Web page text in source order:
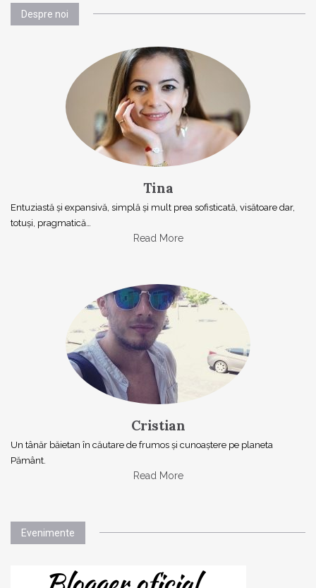
Despre noi
Tina
Entuziastă şi expansivă, simplă şi mult prea sofisticată, visătoare dar,
totuşi, pragmatică…
Read More
Cristian
Un tânăr băietan în căutare de frumos și cunoaștere pe planeta
Pământ.
Read More
Evenimente